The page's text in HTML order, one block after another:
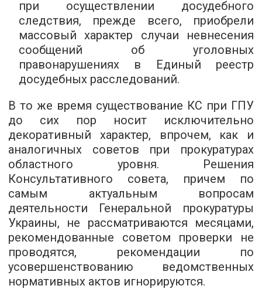
при осуществлении досудебного
следствия, прежде всего, приобрели
массовый характер случаи невнесения
сообщений об уголовных
правонарушениях в Единый реестр
досудебных расследований.
В то же время существование КС при ГПУ
до сих пор носит исключительно
декоративный характер, впрочем, как и
аналогичных советов при прокуратурах
областного уровня. Решения
Консультативного совета, причем по
самым актуальным вопросам
деятельности Генеральной прокуратуры
Украины, не рассматриваются месяцами,
рекомендованные советом проверки не
проводятся, рекомендации по
усовершенствованию ведомственных
нормативных актов игнорируются.